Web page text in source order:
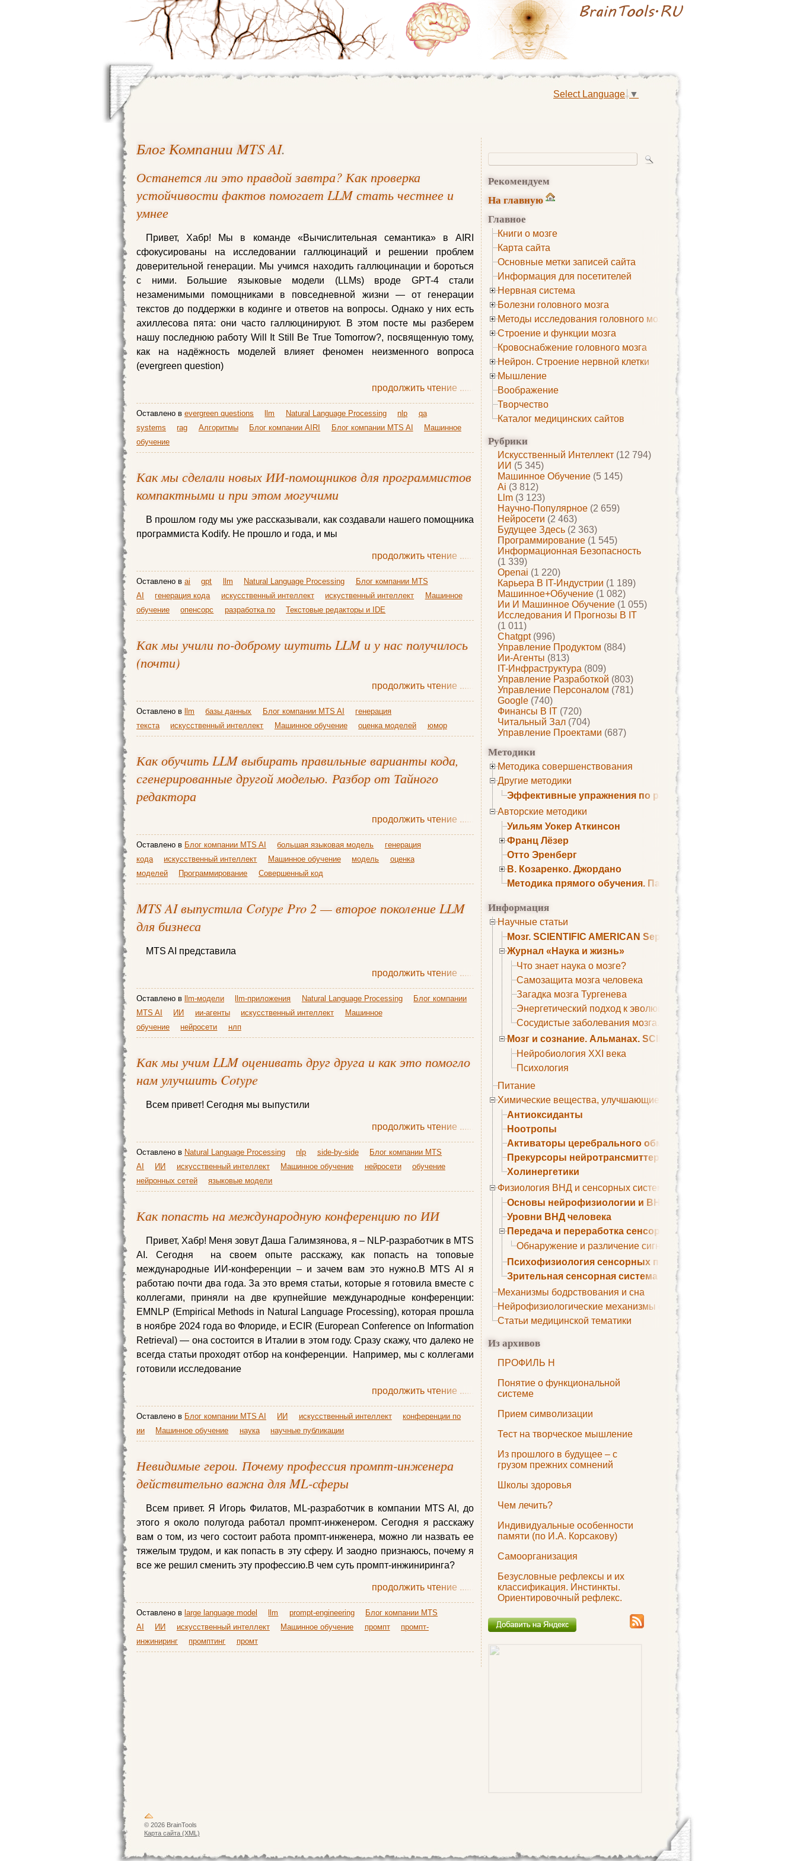
Select Language ▼
Рекомендуем
На главную
Главное
Книги о мозге
Карта сайта
Основные метки записей сайта
Информация для посетителей
Нервная система
Болезни головного мозга
Методы исследования головного мозга
Строение и функции мозга
Кровоснабжение головного мозга
Нейрон. Строение нервной клетки
Мышление
Воображение
Творчество
Каталог медицинских сайтов
Рубрики
Искусственный Интеллект (12 794)
ИИ (5 345)
Машинное Обучение (5 145)
Ai (3 812)
Llm (3 123)
Научно-Популярное (2 659)
Нейросети (2 463)
Будущее Здесь (2 363)
Программирование (1 545)
Информационная Безопасность
(1 339)
Openai (1 220)
Карьера В IT-Индустрии (1 189)
Машинное+обучение (1 082)
Ии И Машинное Обучение (1 055)
Исследования И Прогнозы В IT
(1 011)
Chatgpt(996)
Управление Продуктом (884)
Ии-Агенты (813)
IT-Инфраструктура (809)
Управление Разработкой (803)
Управление Персоналом (781)
Google (740)
Финансы В IT (720)
Читальный Зал (704)
Управление Проектами (687)
Методики
Методика совершенствования
Другие методики
Эффективные упражнения по развитию памяти
Авторские методики
Уильям Уокер Аткинсон
Франц Лёзер
Отто Эренберг
В. Козаренко. Джордано
Методика прямого обучения. Пауль Шелли
Информация
Научные статьи
Мозг. SCIENTIFIC AMERICAN September 1979
Журнал «Наука и жизнь»
Что знает наука о мозге?
Самозащита мозга человека
Загадка мозга Тургенева
Энергетический подход к эволюции мозга
Сосудистые заболевания мозга. Все может начаться с
Мозг и сознание. Альманах. SCIENTIFIC AMERICAN
Нейробиология XXI века
Психология
Питание
Химические вещества, улучшающие умственные способности
Антиоксиданты
Ноотропы
Активаторы церебрального обмена веществ
Прекурсоры нейротрансмиттеров
Холинергетики
Физиология ВНД и сенсорных систем
Основы нейрофизиологии и ВНД
Уровни ВНД человека
Передача и переработка сенсорных сигналов
Обнаружение и различение сигналов. Сенсорная рецепция
Психофизиология сенсорных процессов
Зрительная сенсорная система
Механизмы бодрствования и сна
Нейрофизиологические механизмы сна
Статьи медицинской тематики
Из архивов
ПРОФИЛЬ H
Понятие о функциональной
системе
Прием символизации
Тест на творческое мышление
Из прошлого в будущее – с
грузом прежних сомнений
Школы здоровья
Чем лечить?
Индивидуальные особенности
памяти (по И.А. Корсакову)
Самоорганизация
Безусловные рефлексы и их
классификация. Инстинкты.
Ориентировочный рефлекс.
Блог Компании MTS AI.
Останется ли это правдой завтра? Как проверка
устойчивости фактов помогает LLM стать честнее и
умнее
Привет, Хабр! Мы в команде «Вычислительная семантика» в AIRI
сфокусированы на исследовании галлюцинаций и решении проблем
доверительной генерации. Мы учимся находить галлюцинации и бороться
с ними. Большие языковые модели (LLMs) вроде GPT-4 стали
незаменимыми помощниками в повседневной жизни — от генерации
текстов до поддержки в кодинге и ответов на вопросы. Однако у них есть
ахиллесова пята: они часто галлюцинируют. В этом посте мы разберем
нашу последнюю работу Will It Still Be True Tomorrow?, посвященную тому,
как на надёжность моделей влияет феномен неизменного вопроса
(evergreen question)
продолжить чтение ......
Оставлено в evergreen questions llm Natural Language Processing nlp
qa
systems
rag Алгоритмы Блог компании AIRI Блог компании MTS AI
Машинное
обучение
Как мы сделали новых ИИ-помощников для программистов
компактными и при этом могучими
В прошлом году мы уже рассказывали, как создавали нашего помощника
программиста Kodify. Не прошло и года, и мы
продолжить чтение ......
Оставлено в ai gpt llm Natural Language Processing
Блог компании MTS
AI
генерация кода искусственный интеллект искуственный интеллект
Машинное
обучение
опенсорс разработка по Текстовые редакторы и IDE
Как мы учили по-доброму шутить LLM и у нас получилось
(почти)
продолжить чтение ......
Оставлено в llm базы данных Блог компании MTS AI
генерация
текста
искусственный интеллект Машинное обучение оценка моделей юмор
Как обучить LLM выбирать правильные варианты кода,
сгенерированные другой моделью. Разбор от Тайного
редактора
продолжить чтение ......
Оставлено в Блог компании MTS AI большая языковая модель
генерация
кода
искусственный интеллект Машинное обучение модель
оценка
моделей
Программирование Совершенный код
MTS AI выпустила Cotype Pro 2 — второе поколение LLM
для бизнеса
MTS AI представила
продолжить чтение ......
Оставлено в llm-модели llm-приложения Natural Language Processing
Блог компании
MTS AI
ИИ ии-агенты искусственный интеллект
Машинное
обучение
нейросети нлп
Как мы учим LLM оценивать друг друга и как это помогло
нам улучшить Cotype
Всем привет! Сегодня мы выпустили
продолжить чтение ......
Оставлено в Natural Language Processing nlp side-by-side
Блог компании MTS
AI
ИИ искусственный интеллект Машинное обучение нейросети
обучение
нейронных сетей
языковые модели
Как попасть на международную конференцию по ИИ
Привет, Хабр! Меня зовут Даша Галимзянова, я – NLP-разработчик в MTS
AI. Сегодня на своем опыте расскажу, как попасть на топовые
международные ИИ-конференции – и зачем вам это нужно.В MTS AI я
работаю почти два года. За это время статьи, которые я готовила вместе с
коллегами, приняли на две крупнейшие международные конференции:
EMNLP (Empirical Methods in Natural Language Processing), которая прошла
в ноябре 2024 года во Флориде, и ECIR (European Conference on Information
Retrieval) — она состоится в Италии в этом году. Сразу скажу, что далеко не
всегда статьи проходят отбор на конференции. Например, мы с коллегами
готовили исследование
продолжить чтение ......
Оставлено в Блог компании MTS AI ИИ искусственный интеллект
конференции по
ии
Машинное обучение наука научные публикации
Невидимые герои. Почему профессия промпт-инженера
действительно важна для ML-сферы
Всем привет. Я Игорь Филатов, ML-разработчик в компании MTS AI, до
этого я около полугода работал промпт-инженером. Сегодня я расскажу
вам о том, из чего состоит работа промпт-инженера, можно ли назвать ее
тяжелым трудом, и как попасть в эту сферу. И заодно признаюсь, почему я
все же решил сменить эту профессию.В чем суть промпт-инжиниринга?
продолжить чтение ......
Оставлено в large language model llm prompt-engineering
Блог компании MTS
AI
ИИ искусственный интеллект Машинное обучение промпт
промпт-
инжиниринг
промптинг промт
© 2026 BrainTools
Карта сайта (XML)